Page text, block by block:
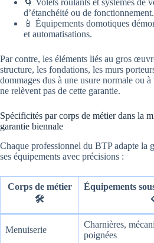
d’étanchéité ou de fonctionnement.
📱 Équipements domotiques
et automatisations.
Par contre, les éléments liés au gros
structure, les fondations, les murs
dommages dus à une usure normale ou à
ne relèvent pas de cette garantie.
Spécificités par corps de métier dans la
garantie biennale
Chaque professionnel du BTP adapte la
ses équipements avec précisions :
Corps de métier
🛠️
Équipements
Menuiserie
Charnières,
poignées